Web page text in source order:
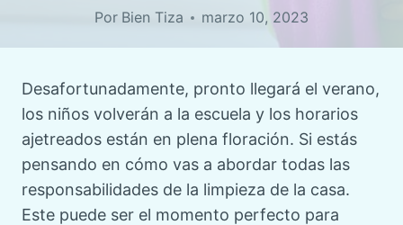
Por Bien Tiza marzo 10, 2023
Desafortunadamente, pronto llegará el verano,
los niños volverán a la escuela y los horarios
ajetreados están en plena floración. Si estás
pensando en cómo vas a abordar todas las
responsabilidades de la limpieza de la casa.
Este puede ser el momento perfecto para